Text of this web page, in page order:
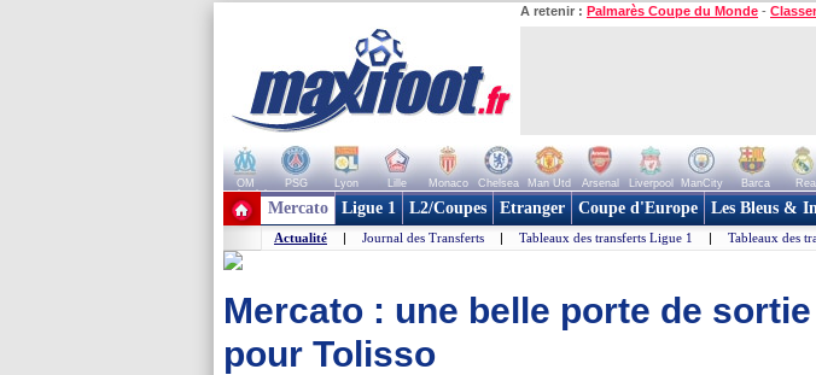
A retenir : Palmarès Coupe du Monde -
OM PSG Lyon Lille Monaco Chelsea Man Utd Arsenal Liverpool ManCity Barca Real
+ de clubs
Mercato Ligue 1 L2/Coupes Etranger Coupe d'Europe Les Bleus &
Actualité | Journal des Transferts | Tableaux des transferts Ligue 1 | Tableaux des
Mercato : une belle porte de
pour Tolisso